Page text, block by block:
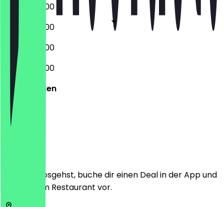
09:00 - 20:00
09:00 - 20:00
09:00 - 20:00
09:00 - 20:00
Geschlossen
Bevor du losgehst, buche dir einen Deal in der App und
zeige ihn im Restaurant vor.